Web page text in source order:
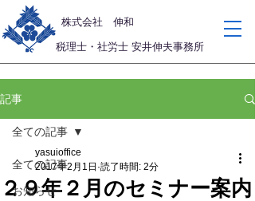
​株式会社 伸和
税理士・社労士 安井伸夫事務所
記事
全ての記事
お知らせ
全ての記事
２９年２月のセミナー案内
yasuioffice
2017年2月1日 読了時間: 2分